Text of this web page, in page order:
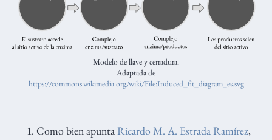
Modelo de llave y cerradura.
Adaptada de
https://commons.wikimedia.org/wiki/File:Induced_fit_diagram_es.svg
Como bien apuntaRicardo M. A. Estrada Ramírez,